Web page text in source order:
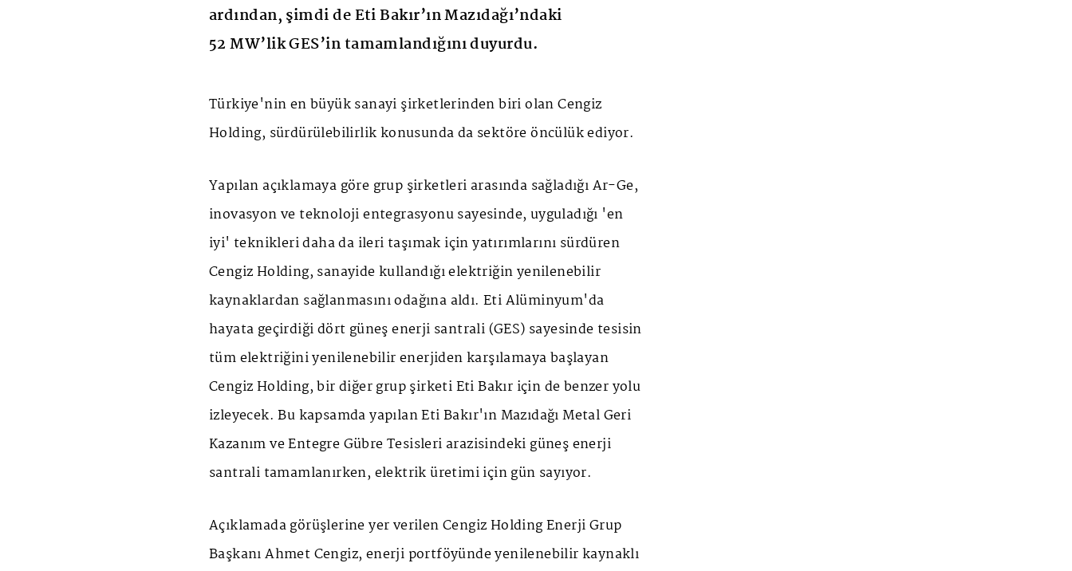
ardından, şimdi de Eti Bakır’ın Mazıdağı’ndaki
52 MW’lik GES’in tamamlandığını duyurdu.
Türkiye'nin en büyük sanayi şirketlerinden biri olan Cengiz
Holding, sürdürülebilirlik konusunda da sektöre öncülük ediyor.
Yapılan açıklamaya göre grup şirketleri arasında sağladığı Ar-Ge,
inovasyon ve teknoloji entegrasyonu sayesinde, uyguladığı 'en
iyi' teknikleri daha da ileri taşımak için yatırımlarını sürdüren
Cengiz Holding, sanayide kullandığı elektriğin yenilenebilir
kaynaklardan sağlanmasını odağına aldı. Eti Alüminyum'da
hayata geçirdiği dört güneş enerji santrali (GES) sayesinde tesisin
tüm elektriğini yenilenebilir enerjiden karşılamaya başlayan
Cengiz Holding, bir diğer grup şirketi Eti Bakır için de benzer yolu
izleyecek. Bu kapsamda yapılan Eti Bakır'ın Mazıdağı Metal Geri
Kazanım ve Entegre Gübre Tesisleri arazisindeki güneş enerji
santrali tamamlanırken, elektrik üretimi için gün sayıyor.
Açıklamada görüşlerine yer verilen Cengiz Holding Enerji Grup
Başkanı Ahmet Cengiz, enerji portföyünde yenilenebilir kaynaklı